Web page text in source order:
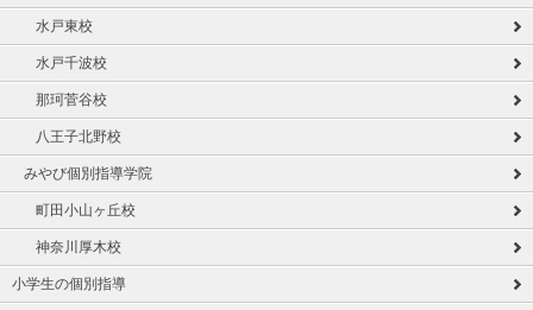
水戸東校
水戸千波校
那珂菅谷校
八王子北野校
みやび個別指導学院
町田小山ヶ丘校
神奈川厚木校
小学生の個別指導